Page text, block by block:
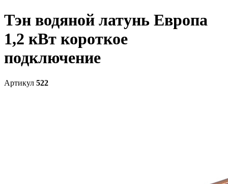
Тэн водяной латунь Европа
1,2 кВт короткое
подключение
Артикул 522